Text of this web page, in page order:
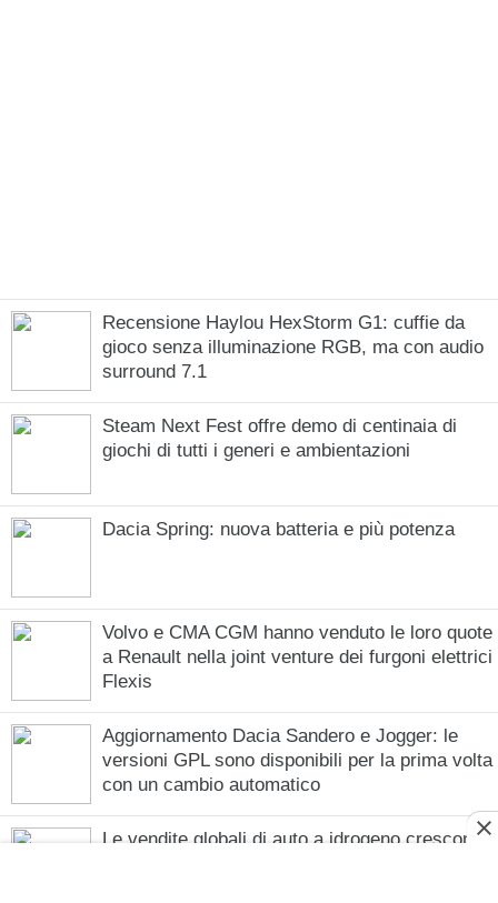
Recensione Haylou HexStorm G1: cuffie da
gioco senza illuminazione RGB, ma con audio
surround 7.1
Steam Next Fest offre demo di centinaia di
giochi di tutti i generi e ambientazioni
Dacia Spring: nuova batteria e più potenza
Volvo e CMA CGM hanno venduto le loro quote
a Renault nella joint venture dei furgoni elettrici
Flexis
Aggiornamento Dacia Sandero e Jogger: le
versioni GPL sono disponibili per la prima volta
con un cambio automatico
Le vendite globali di auto a idrogeno crescono